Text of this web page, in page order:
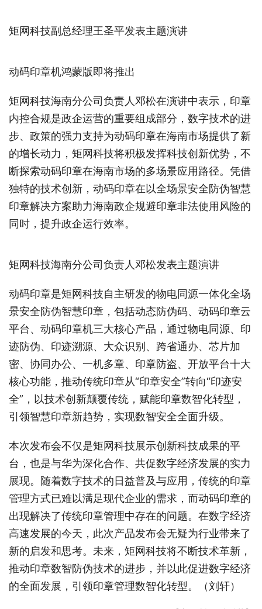
矩网科技副总经理王圣平发表主题演讲
动码印章机鸿蒙版即将推出
矩网科技海南分公司负责人邓松在演讲中表示，印章
内控合规是政企运营的重要组成部分，数字技术的进
步、政策的强力支持为动码印章在海南市场提供了新
的增长动力，矩网科技将积极发挥科技创新优势，不
断探索动码印章在海南市场的多场景应用路径。凭借
独特的技术创新，动码印章在以全场景安全防伪智慧
印章解决方案助力海南政企规避印章非法使用风险的
同时，提升政企运行效率。
矩网科技海南分公司负责人邓松发表主题演讲
动码印章是矩网科技自主研发的物电同源一体化全场
景安全防伪智慧印章，包括动态防伪码、动码印章云
平台、动码印章机三大核心产品，通过物电同源、印
迹防伪、印迹溯源、大众识别、跨省通办、芯片加
密、协同办公、一机多章、印章防盗、开放平台十大
核心功能，推动传统印章从“印章安全”转向“印迹安
全”，以技术创新颠覆传统，赋能印章数智化转型，
引领智慧印章新趋势，实现数智安全全面升级。
本次发布会不仅是矩网科技展示创新科技成果的平
台，也是与华为深化合作、共促数字经济发展的实力
展现。随着数字技术的日益普及与应用，传统的印章
管理方式已难以满足现代企业的需求，而动码印章的
出现解决了传统印章管理中存在的问题。在数字经济
高速发展的今天，此次产品发布会无疑为行业带来了
新的启发和思考。未来，矩网科技将不断技术革新，
推动印章数智防伪技术的进步，并以此促进数字经济
的全面发展，引领印章管理数智化转型。（刘轩）